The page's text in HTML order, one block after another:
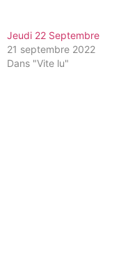
Jeudi 22 Septembre
21 septembre 2022
Dans "Vite lu"